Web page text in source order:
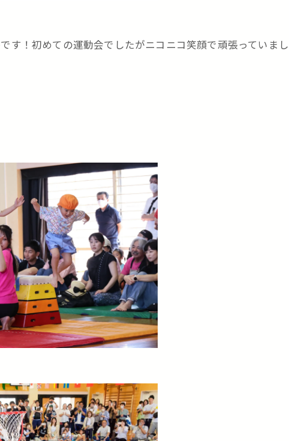
す！初めての運動会でしたがニコニコ笑顔で頑張っていま